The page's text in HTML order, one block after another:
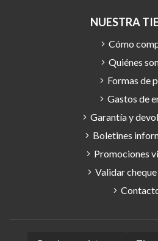
NUESTRA
Cómo
Quiénes
Formas de
Gastos de
Garantía y
Boletines
Promociones
Validar